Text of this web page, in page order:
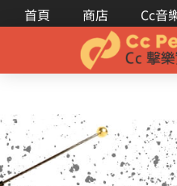
首頁 商店 Cc音